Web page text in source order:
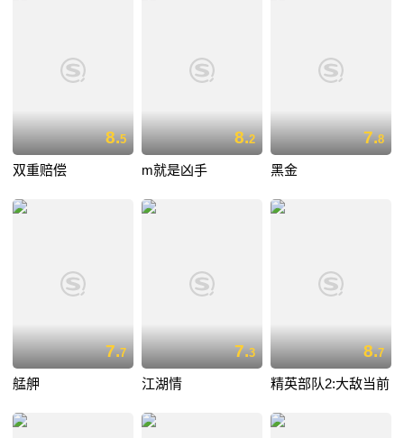
8.5
双重赔偿
8.2
m就是凶手
7.8
黑金
7.7
艋舺
7.3
江湖情
8.7
精英部队2:大敌当前